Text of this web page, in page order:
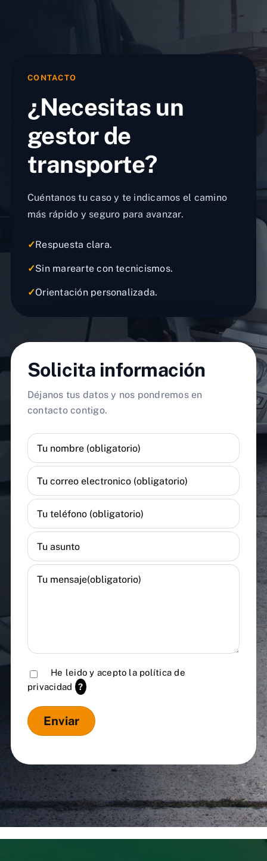
CONTACTO
¿Necesitas un
gestor de
transporte?
Cuéntanos tu caso y te indicamos el camino
más rápido y seguro para avanzar.
✓Respuesta clara.
✓Sin marearte con tecnicismos.
✓Orientación personalizada.
Solicita información
Déjanos tus datos y nos pondremos en
contacto contigo.
He leido y acepto la política de
privacidad
?